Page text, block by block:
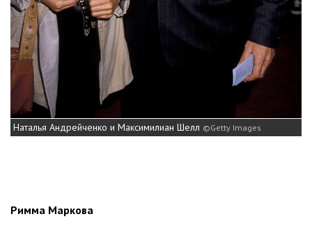
Наталья Андрейченко и Максимилиан Шелл Getty Images
Римма Маркова